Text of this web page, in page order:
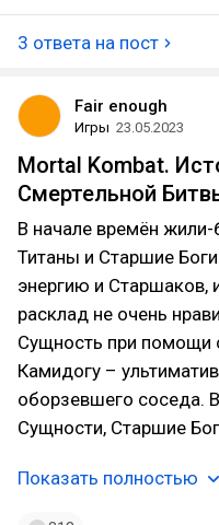
3 ответа на пост
Fair enough
Игры 23.05.2023
Mortal Kombat.
Смертельной
В начале времён
Титаны и Старшие
энергию и Старшаков,
расклад не очень
Сущность при помощи
Камидогу –
оборзевшего соседа.
Сущности, Старшие
Показать полностью